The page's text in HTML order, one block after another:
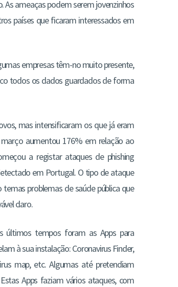
As ameaças podem serem jovenzinhos
países que ficaram interessados em
empresas têm-no muito presente,
todos os dados guardados de forma
mas intensificaram os que já eram
aumentou 176% em relação ao
a registar ataques de phishing
em Portugal. O tipo de ataque
problemas de saúde pública que
claro.
últimos tempos foram as Apps para
à sua instalação: Coronavirus Finder,
map, etc. Algumas até pretendiam
Apps faziam vários ataques, com